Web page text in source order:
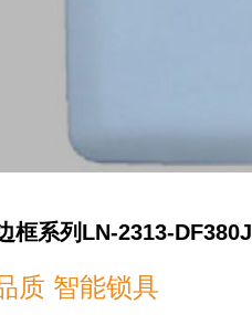
框系列LN-2313-DF380J
质 智能锁具